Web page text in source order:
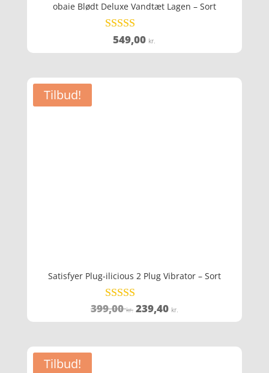
obaie Blødt Deluxe Vandtæt Lagen – Sort
Vurderet
3.7
549,00 kr.
Tilbud!
Satisfyer Plug-ilicious 2 Plug Vibrator – Sort
Vurderet
4.6
399,00kr. Den
oprindelige
239,40 kr.
aktuelle
Tilbud!